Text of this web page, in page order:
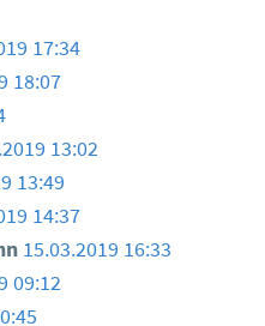
17:34
18:07
13:02
13:49
14:37
15.03.2019 16:33
09:12